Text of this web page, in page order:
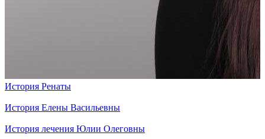
История Ренаты
История Елены Васильевны
История лечения Юлии Олеговны